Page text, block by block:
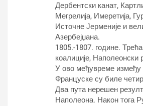
Дербентски канат,
Мегрелија, Имеретија,
Источне Јерменије и
Азербејџана.
1805.-1807. године.
коалиције, Наполеонски
У ово међувреме између
Француске су биле
Два пута нерешен
Наполеона. Након тога